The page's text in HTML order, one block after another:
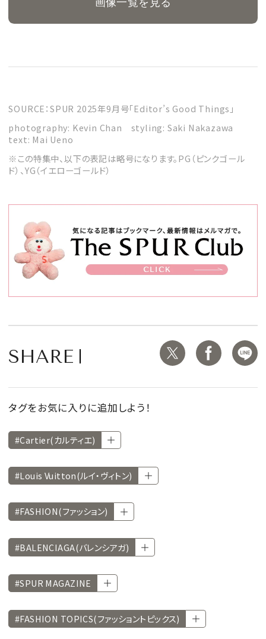
SOURCE：SPUR 2025年9月号「Editor’s Good Things」
photography: Kevin Chan styling: Saki Nakazawa
text: Mai Ueno
※この特集中、以下の表記は略号になります。PG（ピンクゴール
ド）、YG（イエローゴールド）
SHARE
タグをお気に入りに追加しよう！
#Cartier(カルティエ)
#Louis Vuitton(ルイ・ヴィトン)
#FASHION(ファッション)
#BALENCIAGA(バレンシアガ)
#SPUR MAGAZINE
#FASHION TOPICS(ファッショントピックス)